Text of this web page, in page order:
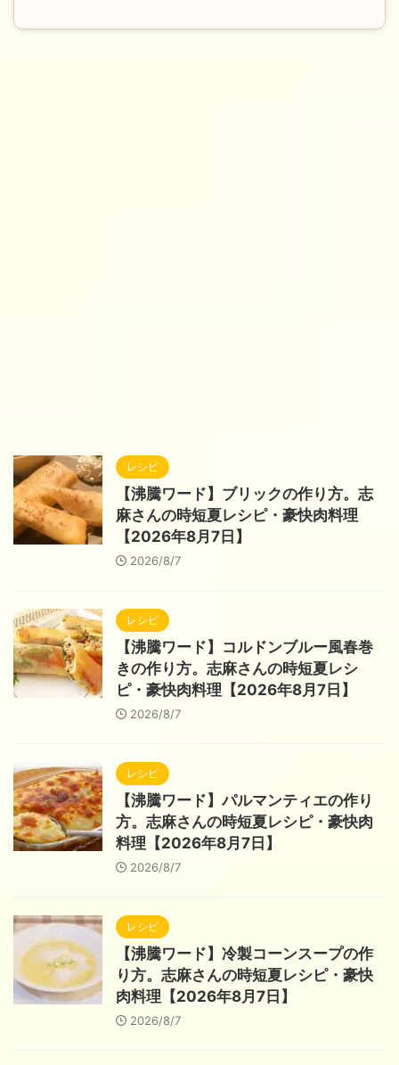
レシピ
【沸騰ワード】ブリックの作り方。志
麻さんの時短夏レシピ・豪快肉料理
【2026年8月7日】
2026/8/7
レシピ
【沸騰ワード】コルドンブルー風春巻
きの作り方。志麻さんの時短夏レシ
ピ・豪快肉料理【2026年8月7日】
2026/8/7
レシピ
【沸騰ワード】パルマンティエの作り
方。志麻さんの時短夏レシピ・豪快肉
料理【2026年8月7日】
2026/8/7
レシピ
【沸騰ワード】冷製コーンスープの作
り方。志麻さんの時短夏レシピ・豪快
肉料理【2026年8月7日】
2026/8/7